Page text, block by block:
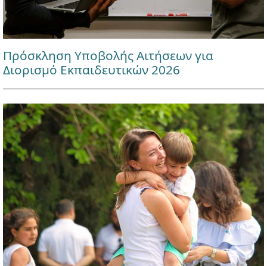
Πρόσκληση Υποβολής Αιτήσεων για
Διορισμό Εκπαιδευτικών 2026